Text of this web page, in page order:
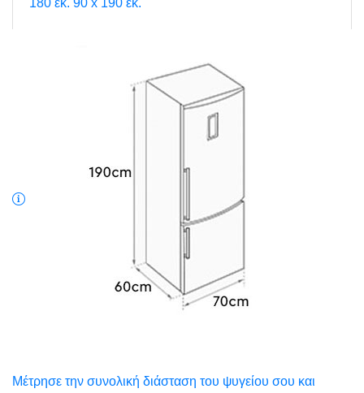
180 εκ. 90 x 190 εκ.
Μέτρησε την συνολική διάσταση του ψυγείου σου και